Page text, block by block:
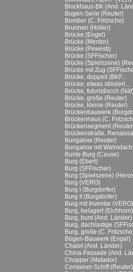
Blockhaus-BK (And.
Bogen-Serie (Reuter)
Bomber (C. Fritzsche)
Brunnen (Holler)
Brücke (Engel)
Brücke (Mentor)
Brücke (Pewesti)
Brücke (SFFischer)
Brücke (Spielszene)
Brücke mit Zug
Brücke, doppelt (BKF...
Brücke, etwas stilisiert...
Brücke, futuristiscch
Brücke, große (Reuter)
Brücke, kleine (Reuter)
Brückenbauwerk
Brückenhaus (C.
Brückensegment
Brückenstraße,
Bungalow (Reuter)
Bungalow mit
Bunte Burg (Cause)
Burg (Ebert)
Burg (SFFischer)
Burg (Spielszene)
Burg (VERO)
Burg I (Burgdorfer)
Burg II (Burgdorfer)
Burg mit Inventar (VERO)
Burg, belagert (Eichhorn)
Burg, bunt (And. Länder)
Burg, dachlastige
Burg, große (C.
Bögen-Bauwerk (Engel)
Chalet (And. Länder)
China-Fassade (And.
Chopper (Matador)
Container-Schiff (Reuter)